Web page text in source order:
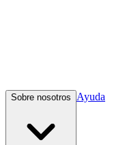
Sobre nosotros Ayuda